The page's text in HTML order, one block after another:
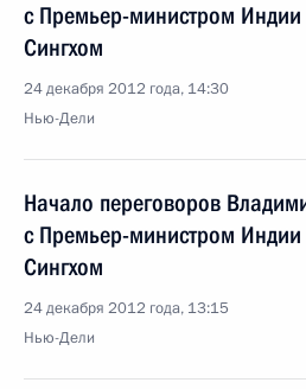
с Премьер-министром
Сингхом
24 декабря 2012 года, 14:30
Нью-Дели
Начало переговоров
с Премьер-министром
Сингхом
24 декабря 2012 года, 13:15
Нью-Дели